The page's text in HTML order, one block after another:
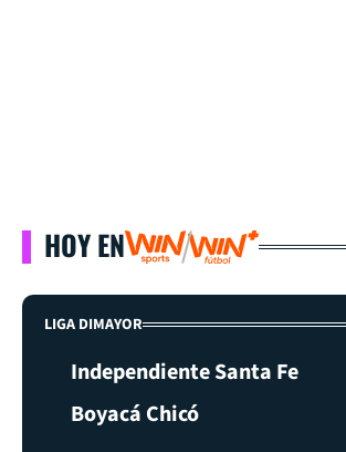
HOY EN
LIGA DIMAYOR
Independiente Santa Fe
Boyacá Chicó